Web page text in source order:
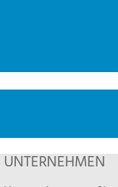
UNTERNEHMEN